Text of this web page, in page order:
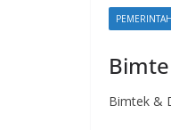
Bimtek &